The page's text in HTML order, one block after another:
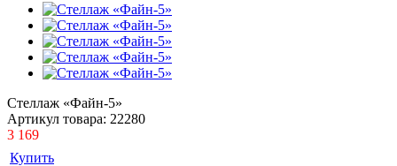
Стеллаж «Файн-5»
Артикул товара: 22280
3 169
Купить